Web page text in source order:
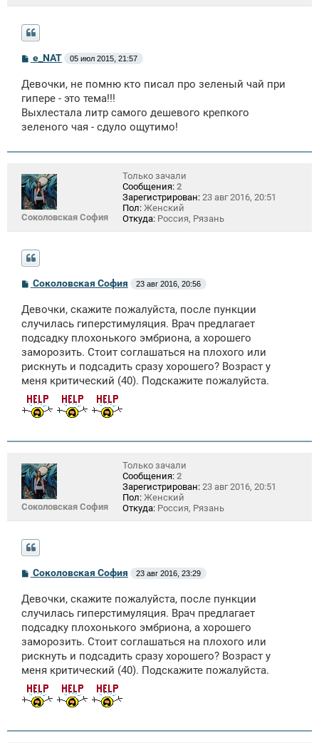
С
б
щ
н
и
e_NAT 05 июл 2015, 21:57
Девочки, не помню кто писал про зеленый чай при
гипере - это тема!!!
Выхлестала литр самого дешевого крепкого
зеленого чая - сдуло ощутимо!
Соколовская София
Только зачали
Сообщения: 2
Зарегистрирован: 23 авг 2016, 20:51
Пол: Женский
Откуда: Россия, Рязань
С
б
щ
е
н
и
Соколовская София 23 авг 2016, 20:56
Девочки, скажите пожалуйста, после пункции
случилась гиперстимуляция. Врач предлагает
подсадку плохонького эмбриона, а хорошего
заморозить. Стоит соглашаться на плохого или
рискнуть и подсадить сразу хорошего? Возраст у
меня критический (40). Подскажите пожалуйста.
Соколовская София
Только зачали
Сообщения: 2
Зарегистрирован: 23 авг 2016, 20:51
Пол: Женский
Откуда: Россия, Рязань
С
б
щ
е
н
и
Соколовская София 23 авг 2016, 23:29
Девочки, скажите пожалуйста, после пункции
случилась гиперстимуляция. Врач предлагает
подсадку плохонького эмбриона, а хорошего
заморозить. Стоит соглашаться на плохого или
рискнуть и подсадить сразу хорошего? Возраст у
меня критический (40). Подскажите пожалуйста.